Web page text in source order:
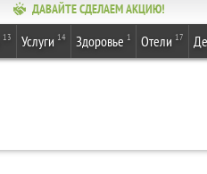
ДАВАЙТЕ СДЕЛАЕМ АКЦИЮ!
13 Услуги 14 Здоровье 1 Отели 17